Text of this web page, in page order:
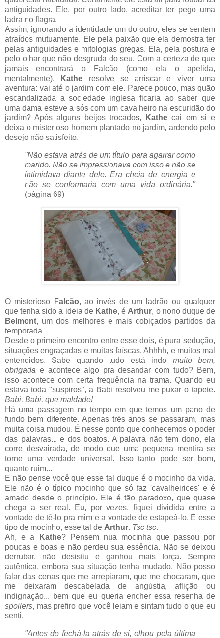
antiguidades. Ele, por outro lado, acreditar ter pego uma
ladra no flagra.
Assim, ignorando a identidade um do outro, eles se sentem
atraídos mutuamente. Ele pela paixão que ela demostra ter
pelas antiguidades e mitologias gregas. Ela, pela postura e
pelo olhar que não desgruda do seu. Com a certeza de que
jamais encontrará o Falcão (como ela o apelida,
mentalmente),
Kathe resolve se arriscar e viver uma
aventura: vai até o jardim com ele. Parece pouco, mas quão
escandalizada a sociedade inglesa ficaria ao saber que
uma dama esteve a sós com um cavalheiro na escuridão do
jardim? Após alguns beijos trocados,
Kathecai em si e
deixa o misterioso homem plantado no jardim, ardendo pelo
desejo não satisfeito.
"Não estava atrás de um título para agarrar como
marido. Não se impressionava com isso e não se
intimidava diante dele. Era cheia de energia e
não se conformaria com uma vida ordinária."
(página 69)
O misterioso Falcão, ao invés de um ladrão ou qualquer
que tenha sido a ideia de Kathe, é Arthur, o nono duque de
Belmont, um dos melhores e mais cobiçados partidos da
temporada.
Desde o primeiro encontro entre esse dois, é pura sedução,
situações engraçadas e muitas faíscas. Ahhhh, e muitos mal
entendidos. Sabe quando tudo está indo muito bem,
obrigada e acontece algo pra desandar com tudo? Bem,
isso acontece com certa frequência na trama. Quando eu
estava toda "suspiros", a Babi resolveu me puxar o tapete.
Babi, Babi, que maldade!
Há uma passagem no tempo em que temos um pano de
fundo bem diferente. Apenas três anos se passaram, mas
muita coisa mudou. É nesse ponto que conhecemos o poder
das palavras... e dos boatos. A palavra não tem dono, ela
corre desvairada, de modo que uma pequena mentira se
torne uma verdade universal. Isso tanto pode ser bom,
quanto ruim...
E não pense você que esse tal duque é o mocinho da vida.
Ele não é o típico mocinho que só faz 'cavalheirices' e é
amado desde o princípio. Ele é tão paradoxo, que quase
chega a ser real. Eu, por vezes, fiquei dividida entre a
vontade de tê-lo pra mim e a vontade de estapeá-lo. É esse
tipo de mocinho, esse tal de Arthur. Tsc tsc.
Ah, e a
Kathe? Pensem nua mocinha que passou por
poucas e boas e não perdeu sua essência. Não se deixou
derrubar, não desistiu e ganhou mais força. Sempre
autêntica, embora sua situação tenha mudado. Não posso
falar das cenas que me arrepiaram, que me chocaram, que
me deixaram descabelada de angústia, aflição ou
indignação... bem que eu queria encher essa resenha de
spoilers, mas prefiro que você leiam e sintam tudo o que eu
senti.
"Antes de fechá-la atrás de si, olhou pela última